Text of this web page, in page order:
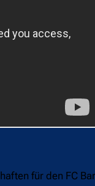
für den FC